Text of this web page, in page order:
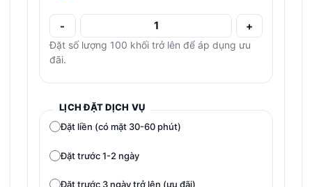
- +
Đặt số lượng 100 khối trở lên để áp dụng ưu
đãi.
LỊCH ĐẶT DỊCH VỤ
Đặt liền (có mặt 30-60 phút)
Đặt trước 1-2 ngày
Đặt trước 3 ngày trở lên (ưu đãi)